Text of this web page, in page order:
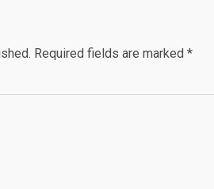
Required fields are marked *